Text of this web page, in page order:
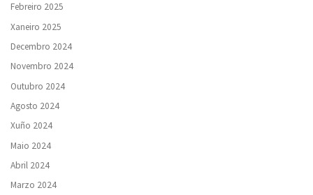
Febreiro 2025
Xaneiro 2025
Decembro 2024
Novembro 2024
Outubro 2024
Agosto 2024
Xuño 2024
Maio 2024
Abril 2024
Marzo 2024